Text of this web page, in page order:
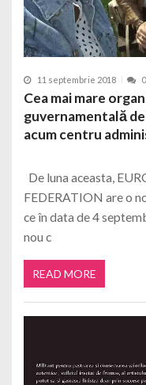
11 septembrie 2018 0
Cea mai mare
guvernamentală
acum centru
De luna aceasta,
FEDERATION are o
ce în data de 4
nou c
READ MORE